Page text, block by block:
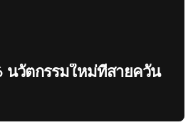
นวัตกรรมใหม่ที่สายควัน